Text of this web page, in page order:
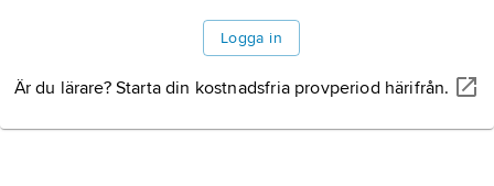
Logga in
Är du lärare? Starta din kostnadsfria provperiod härifrån.